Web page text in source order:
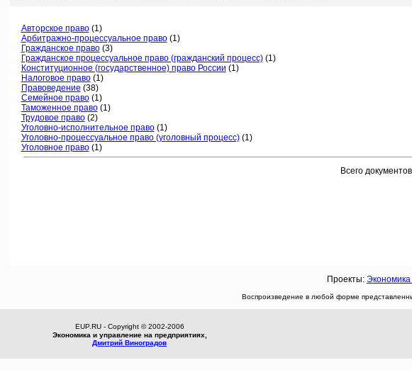
Авторское право(1)
Арбитражно-процессуальное право(1)
Гражданское право(3)
Гражданское процессуальное право (гражданский процесс)(1)
Конституционное (государственное) право России (1)
Налоговое право(1)
Правоведение (38)
Семейное право(1)
Таможенное право(1)
Трудовое право(2)
Уголовно-исполнительное право(1)
Уголовно-процессуальное право (уголовный процесс)(1)
Уголовное право(1)
Всего
Проекты:
Воспроизведение в любой форме
EUP.RU - Copyright © 2002-2006
Экономика и управление на предприятиях,
Дмитрий Виноградов